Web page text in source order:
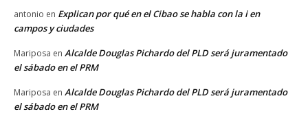
antonio en Explican por qué en el Cibao se habla con la i en
campos y ciudades
Mariposa en Alcalde Douglas Pichardo del PLD será juramentado
el sábado en el PRM
Mariposa en Alcalde Douglas Pichardo del PLD será juramentado
el sábado en el PRM